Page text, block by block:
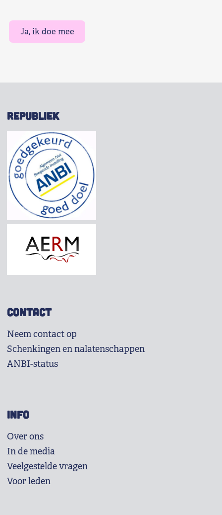
Ja, ik doe mee
REPUBLIEK
CONTACT
Neem contact op
Schenkingen en nalatenschappen
ANBI-status
INFO
Over ons
In de media
Veelgestelde vragen
Voor leden